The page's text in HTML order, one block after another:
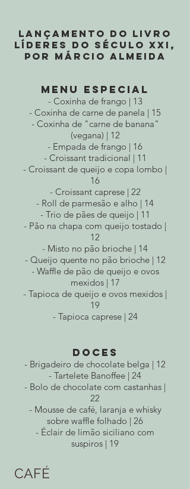
LANÇAMENTO DO LIVRO
LÍDERES DO SÉCULO XXI,
POR MÁRCIO ALMEIDA
menu especial
- Coxinha de frango | 13
- Coxinha de carne de panela | 15
- Coxinha de "carne de banana"
(vegana) | 12
- Empada de frango | 16
- Croissant tradicional | 11
- Croissant de queijo e copa lombo |
16
- Croissant caprese | 22
- Roll de parmesão e alho | 14
- Trio de pães de queijo | 11
- Pão na chapa com queijo tostado |
12
- Misto no pão brioche | 14
- Queijo quente no pão brioche | 12
- Waffle de pão de queijo e ovos
mexidos | 17
- Tapioca de queijo e ovos mexidos |
19
- Tapioca caprese | 24
DOCES
- Brigadeiro de chocolate belga | 12
- Tartelete Banoffee | 24
- Bolo de chocolate com castanhas |
22
- Mousse de café, laranja e whisky
sobre waffle folhado | 26
- Éclair de limão siciliano com
suspiros | 19
CAFÉ